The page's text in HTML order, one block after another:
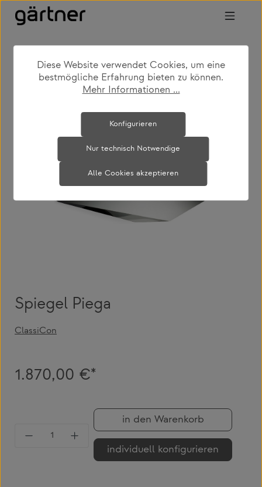
Zum Hauptinhalt springen
shop produkte accessoires spiegel
Bildergalerie überspringen
Spiegel Piega
ClassiCon
1.870,00 €*
Produkt Anzahl: Gib den gewünschten
in den Warenkorb
individuell konfigurieren
Diese Website verwendet Cookies, um eine
bestmögliche Erfahrung bieten zu können.
Mehr Informationen ...
Nur technisch Notwendige
Konfigurieren
Alle Cookies akzeptieren